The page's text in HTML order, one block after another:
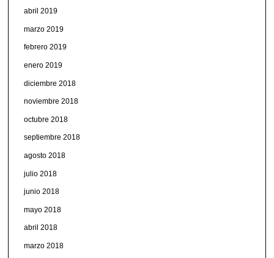
abril 2019
marzo 2019
febrero 2019
enero 2019
diciembre 2018
noviembre 2018
octubre 2018
septiembre 2018
agosto 2018
julio 2018
junio 2018
mayo 2018
abril 2018
marzo 2018